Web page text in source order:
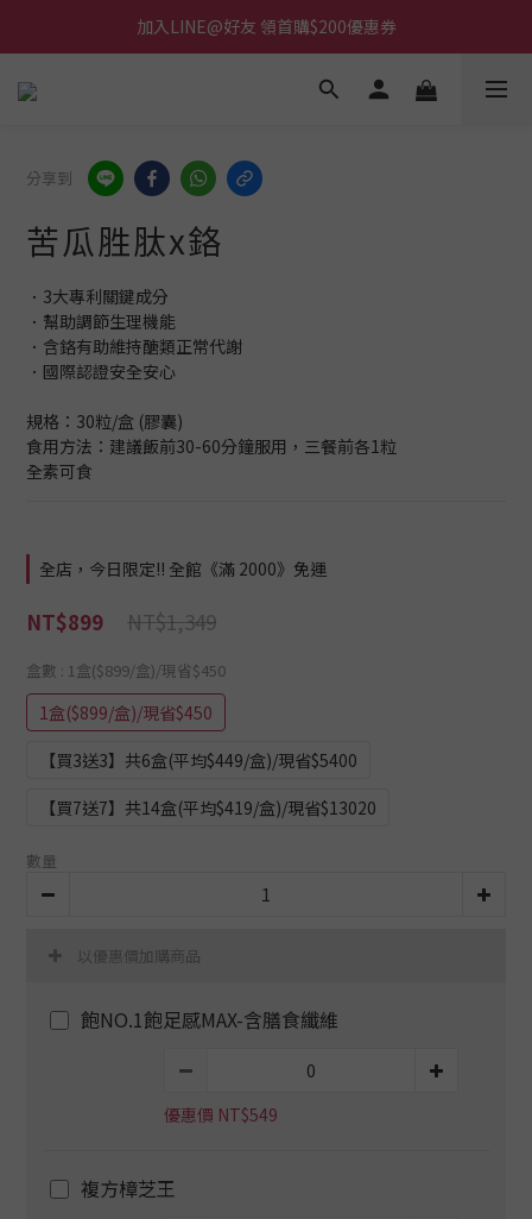
加入LINE@好友 領首購$200優惠券
分享到
苦瓜胜肽x鉻
．3大專利關鍵成分
．幫助調節生理機能
．含鉻有助維持醣類正常代謝
．國際認證安全安心
規格：30粒/盒 (膠囊)
食用方法：建議飯前30-60分鐘服用，三餐前各1粒
全素可食
全店，今日限定!! 全館《滿 2000》免運
NT$1,349
NT$899
盒數 : 1盒($899/盒)/現省$450
1盒($899/盒)/現省$450
【買3送3】共6盒(平均$449/盒)/現省$5400
【買7送7】共14盒(平均$419/盒)/現省$13020
數量
以優惠價加購商品
飽NO.1飽足感MAX-含膳食纖維
優惠價 NT$549
複方樟芝王